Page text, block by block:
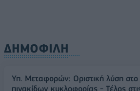
ΔΗΜΟΦΙΛΗ
Υπ. Μεταφορών: Οριστική λύση
πινακίδων κυκλοφορίας - Τέλος